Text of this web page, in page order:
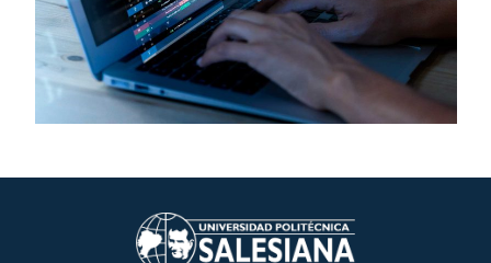
ASISTENTE UPS
UPIBOT
Hola, puedo ayudarte a buscar información publicada